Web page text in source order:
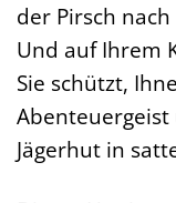
der Pirsch
Und auf Ihrem
Sie schützt,
Jägerhut in